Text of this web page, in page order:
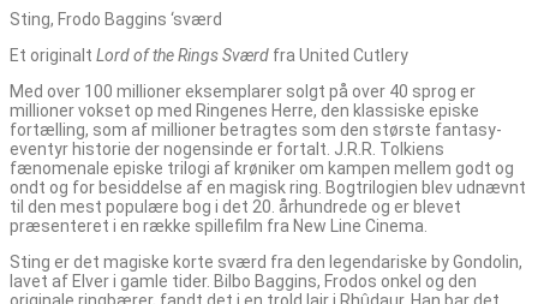
Sting, Frodo Baggins ‘sværd
Et originalt Lord of the Rings Sværd fra United Cutlery
Med over 100 millioner eksemplarer solgt på over 40 sprog er
millioner vokset op med Ringenes Herre, den klassiske episke
fortælling, som af millioner betragtes som den største fantasy-
eventyr historie der nogensinde er fortalt. J.R.R. Tolkiens
fænomenale episke trilogi af krøniker om kampen mellem godt og
ondt og for besiddelse af en magisk ring. Bogtrilogien blev udnævnt
til den mest populære bog i det 20. århundrede og er blevet
præsenteret i en række spillefilm fra New Line Cinema.
Sting er det magiske korte sværd fra den legendariske by Gondolin,
lavet af Elver i gamle tider. Bilbo Baggins, Frodos onkel og den
originale ringbærer, fandt det i en trold lair i Rhûdaur. Han bar det